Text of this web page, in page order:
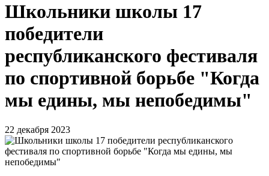
Школьники школы 17
победители
республиканского фестиваля
по спортивной борьбе "Когда
мы едины, мы непобедимы"
22 декабря 2023